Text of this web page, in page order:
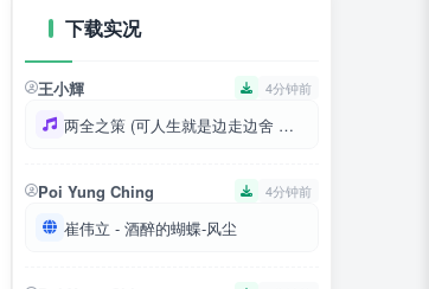
下载实况
王小輝 4分钟前
两全之策 (可人生就是边走边舍 没有两全之策)
Poi Yung Ching 4分钟前
崔伟立 - 酒醉的蝴蝶-风尘